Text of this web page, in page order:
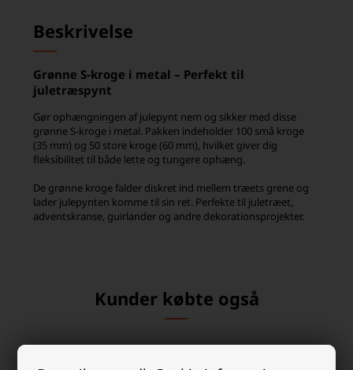
Beskrivelse
Grønne S-kroge i metal – Perfekt til
juletræspynt
Gør ophængningen af julepynt nem og sikker med disse
grønne S-kroge i metal. Pakken indeholder 100 små kroge
(35 mm) og 50 store kroge (60 mm), hvilket giver dig
fleksibilitet til både lette og tungere ophæng.
De grønne kroge falder diskret ind mellem træets grene og
lader julepynten komme til sin ret. Perfekte til juletræet,
adventskranse, guirlander og andre dekorationsprojekter.
Kunder købte også